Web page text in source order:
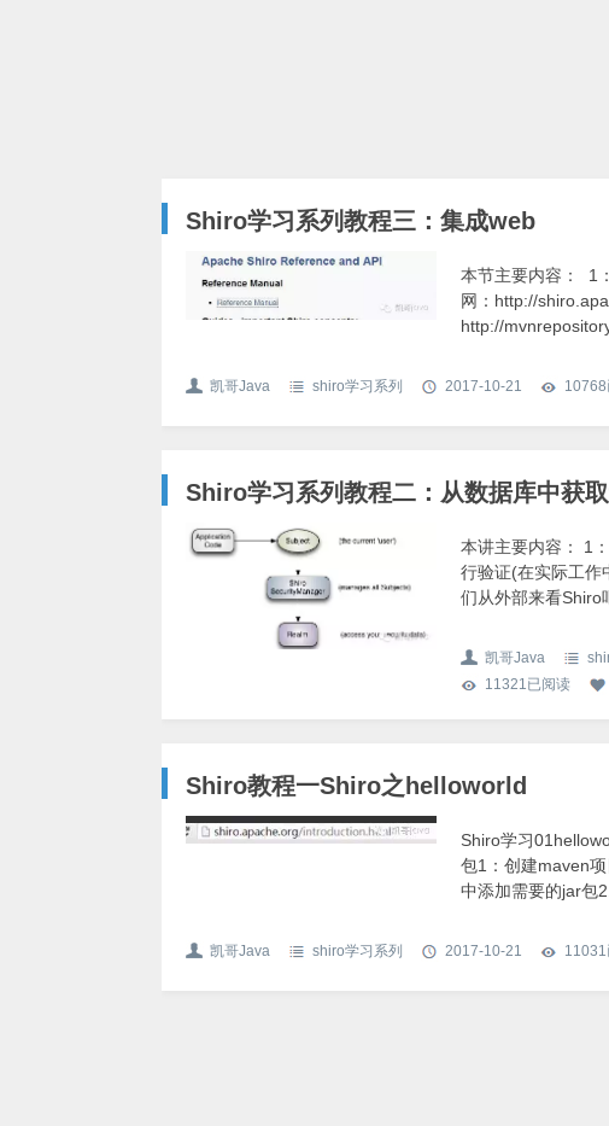
Shiro学习系列教程三：集成web
本节主要内容： 1
网：http://
http://
凯哥Java shiro学习系列 2017-10-21 10768
Shiro学习系列教程二：从数据库中获
本讲主要内容： 1
行验证(在实际工作
们从外部来看Shiro
Shiro的对外API核
凯哥Java
11321已阅读
Shiro教程一Shiro之helloworld
Shiro学习
包1：创建maven
中添加需要的jar包
添加：3:创建
凯哥Java shiro学习系列 2017-10-21 11031